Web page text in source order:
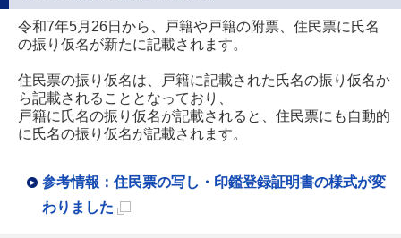
令和7年5月26日から、戸籍や戸籍の附票、住民票に氏名
の振り仮名が新たに記載されます。
住民票の振り仮名は、戸籍に記載された氏名の振り仮名か
ら記載されることとなっており、
戸籍に氏名の振り仮名が記載されると、住民票にも自動的
に氏名の振り仮名が記載されます。
参考情報：住民票の写し・印鑑登録証明書の様式が変
わりました